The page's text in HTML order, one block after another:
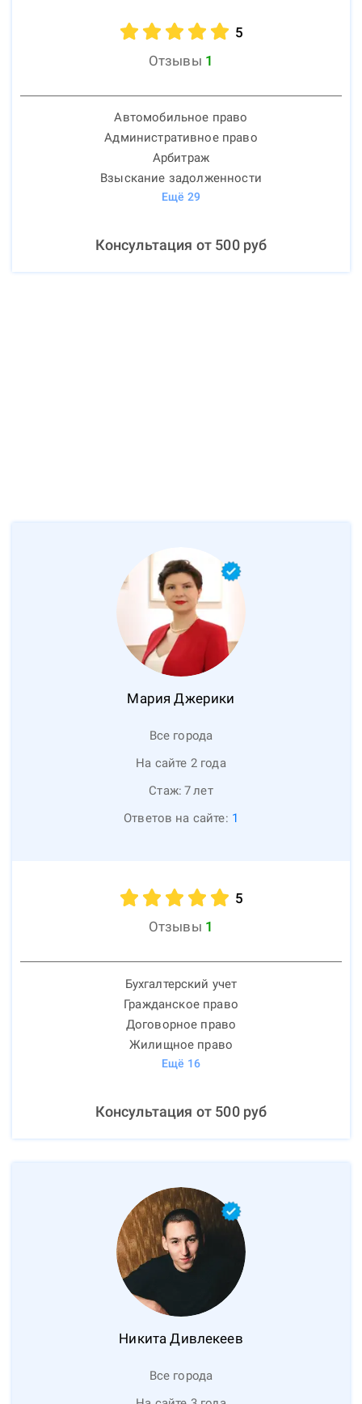
5
Отзывы 1
Автомобильное право
Административное право
Арбитраж
Взыскание задолженности
Ещё 29
Консультация от 500руб
Мария Джерики
Все города
На сайте 2 года
Стаж: 7лет
Ответов на сайте: 1
5
Отзывы 1
Бухгалтерский учет
Гражданское право
Договорное право
Жилищное право
Ещё 16
Консультация от 500руб
Никита Дивлекеев
Все города